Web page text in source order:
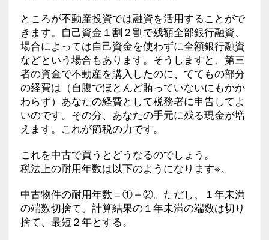
ところが不動産投資では融資を活用することがで
きます。自己資金１割２割で残額全部銀行融資、
場合によっては自己資金を使わずに全額銀行融資
などという場合もあります。そうしますと、第三
者の資金で不動産を購入したのに、ててもの部分
の経費は（自腹でほとんど賄っていないにもかか
わらず）あなたの経費として税務署に申告してよ
いのです。その分、あなたの手元に残る現金が増
えます。これが節税の力です。
これを中古で買うとどうなるのでしょう。
税法上の耐用年数は以下のようになります※。
中古物件の耐用年数＝①＋②。ただし、１年未満
の端数切捨て。計算結果の１年未満の端数は切り
捨て、最短２年とする。